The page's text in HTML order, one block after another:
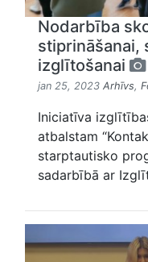
Nodarbība
stiprināšanai,
izglītošanai
jan 25, 2023 Arhīvs,
Iniciatīva
atbalstam
starptautisko
sadarbībā ar